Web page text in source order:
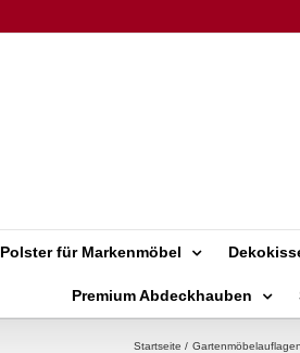
Polster für Markenmöbel
Premium Abdeckhauben
Startseite